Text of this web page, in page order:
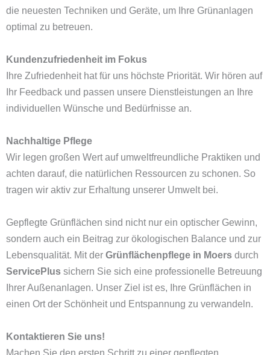
die neuesten Techniken und Geräte, um Ihre Grünanlagen
optimal zu betreuen.
Kundenzufriedenheit im Fokus
Ihre Zufriedenheit hat für uns höchste Priorität. Wir hören auf
Ihr Feedback und passen unsere Dienstleistungen an Ihre
individuellen Wünsche und Bedürfnisse an.
Nachhaltige Pflege
Wir legen großen Wert auf umweltfreundliche Praktiken und
achten darauf, die natürlichen Ressourcen zu schonen. So
tragen wir aktiv zur Erhaltung unserer Umwelt bei.
Gepflegte Grünflächen sind nicht nur ein optischer Gewinn,
sondern auch ein Beitrag zur ökologischen Balance und zur
Lebensqualität. Mit der Grünflächenpflege in Moers durch
ServicePlus sichern Sie sich eine professionelle Betreuung
Ihrer Außenanlagen. Unser Ziel ist es, Ihre Grünflächen in
einen Ort der Schönheit und Entspannung zu verwandeln.
Kontaktieren Sie uns!
Machen Sie den ersten Schritt zu einer gepflegten